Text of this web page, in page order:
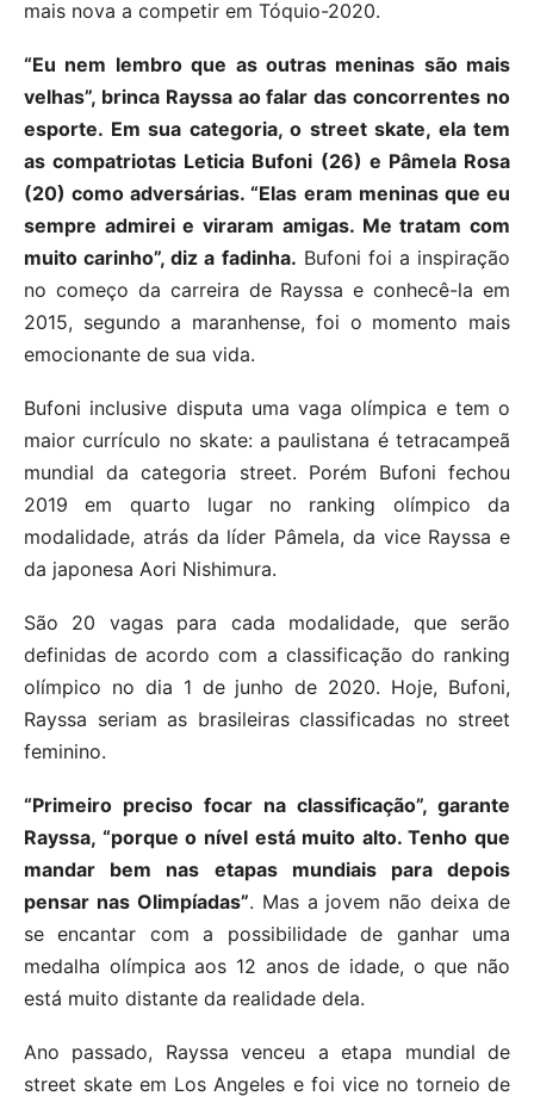
mais nova a competir em Tóquio-2020.
“Eu nem lembro que as outras meninas são mais
velhas”, brinca Rayssa ao falar das concorrentes no
esporte. Em sua categoria, o street skate, ela tem
as compatriotas Leticia Bufoni (26) e Pâmela Rosa
(20) como adversárias. “Elas eram meninas que eu
sempre admirei e viraram amigas. Me tratam com
muito carinho”, diz a fadinha. Bufoni foi a inspiração
no começo da carreira de Rayssa e conhecê-la em
2015, segundo a maranhense, foi o momento mais
emocionante de sua vida.
Bufoni inclusive disputa uma vaga olímpica e tem o
maior currículo no skate: a paulistana é tetracampeã
mundial da categoria street. Porém Bufoni fechou
2019 em quarto lugar no ranking olímpico da
modalidade, atrás da líder Pâmela, da vice Rayssa e
da japonesa Aori Nishimura.
São 20 vagas para cada modalidade, que serão
definidas de acordo com a classificação do ranking
olímpico no dia 1 de junho de 2020. Hoje, Bufoni,
Rayssa seriam as brasileiras classificadas no street
feminino.
“Primeiro preciso focar na classificação”, garante
Rayssa, “porque o nível está muito alto. Tenho que
mandar bem nas etapas mundiais para depois
pensar nas Olimpíadas”. Mas a jovem não deixa de
se encantar com a possibilidade de ganhar uma
medalha olímpica aos 12 anos de idade, o que não
está muito distante da realidade dela.
Ano passado, Rayssa venceu a etapa mundial de
street skate em Los Angeles e foi vice no torneio de